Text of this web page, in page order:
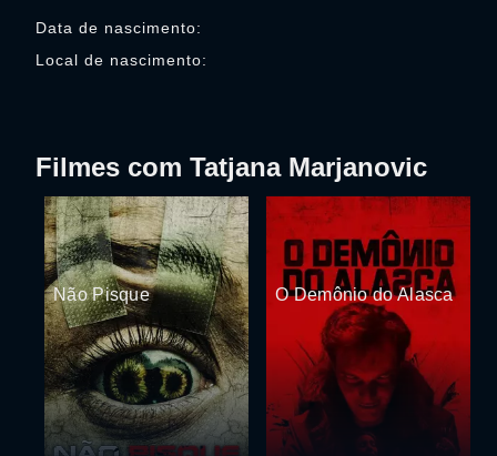
Data de nascimento:
Local de nascimento:
Filmes com Tatjana Marjanovic
Não Pisque O Demônio do Alasca